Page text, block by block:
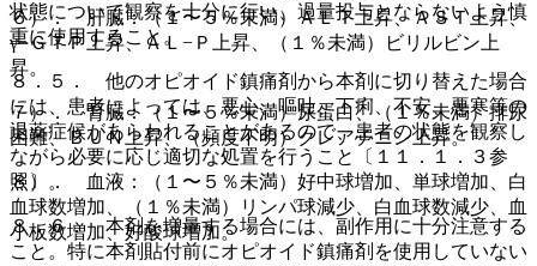
状態について観察を十分に行い、過量投与とならないよう慎
重に使用すること。
８．５． 他のオピオイド鎮痛剤から本剤に切り替えた場合
には、患者によっては、悪心、嘔吐、下痢、不安、悪寒等の
退薬症候があらわれることがあるので、患者の状態を観察し
ながら必要に応じ適切な処置を行うこと〔１１．１．３参
照〕。
８．６． 本剤を増量する場合には、副作用に十分注意する
こと。特に本剤貼付前にオピオイド鎮痛剤を使用していない
６）． 肝臓：（１〜５％未満）ＡＬＴ上昇、ＡＳＴ上昇、
γ−ＧＴＰ上昇、ＡＬ−Ｐ上昇、（１％未満）ビリルビン上
昇。
７）． 腎臓：（１〜５％未満）尿蛋白、（１％未満）排尿
困難、ＢＵＮ上昇、（頻度不明）クレアチニン上昇。
８）． 血液：（１〜５％未満）好中球増加、単球増加、白
血球数増加、（１％未満）リンパ球減少、白血球数減少、血
小板数増加、好酸球増加。